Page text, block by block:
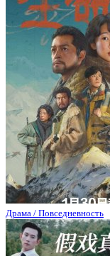
Драма / Повседневность